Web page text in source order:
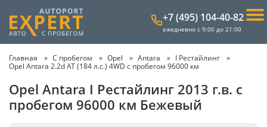
+7 (495) 104-40-82
ежедневно с 9:00 до 21:00
Главная С пробегом Opel Antara
I Рестайлинг
Opel Antara 2.2d AT (184 л.с.) 4WD с пробегом 96000 км
Opel Antara I Рестайлинг 2013 г.в. с
пробегом 96000 км Бежевый